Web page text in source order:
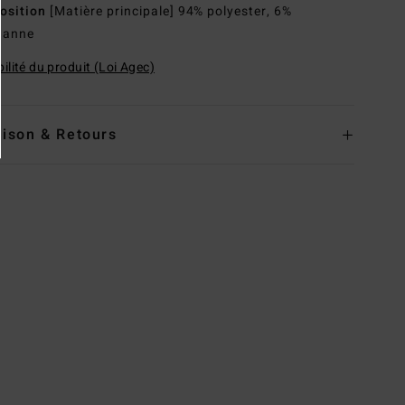
[Matière principale] 94% polyester, 6%
du produit (Loi Agec)
& Retours